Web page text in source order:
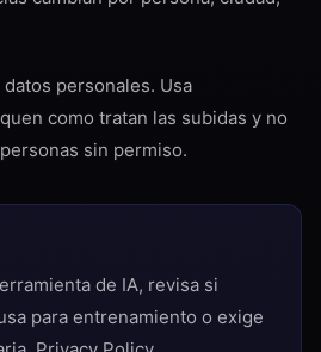
personales. Usa
como tratan las subidas y no
sin permiso.
de IA, revisa si
para entrenamiento o exige